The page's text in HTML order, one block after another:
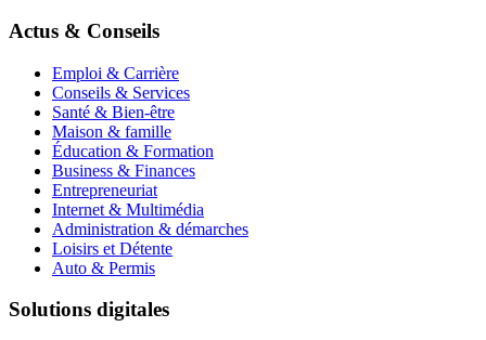
Actus & Conseils
Emploi & Carrière
Conseils & Services
Santé & Bien-être
Maison & famille
Éducation & Formation
Business & Finances
Entrepreneuriat
Internet & Multimédia
Administration & démarches
Loisirs et Détente
Auto & Permis
Solutions digitales